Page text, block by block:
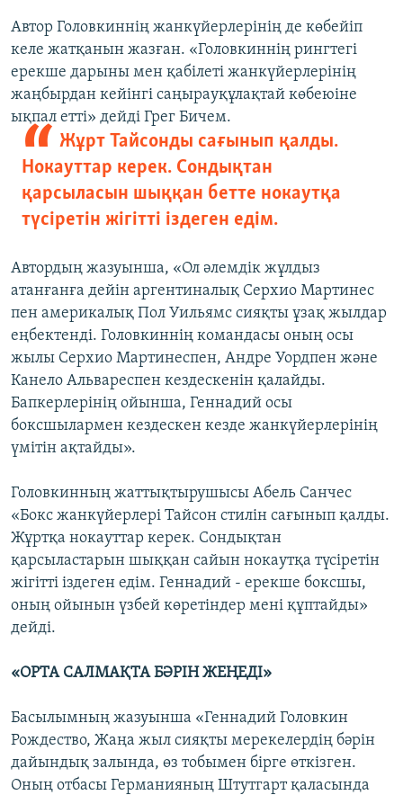
Автор Головкиннің жанкүйерлерінің де көбейіп
келе жатқанын жазған. «Головкиннің рингтегі
ерекше дарыны мен қабілеті жанкүйерлерінің
жаңбырдан кейінгі саңырауқұлақтай көбеюіне
ықпал етті» дейді Грег Бичем.
Жұрт Тайсонды сағынып қалды.
Нокауттар керек. Сондықтан
қарсыласын шыққан бетте нокаутқа
түсіретін жігітті іздеген едім.
Автордың жазуынша, «Ол әлемдік жұлдыз
атанғанға дейін аргентиналық Серхио Мартинес
пен америкалық Пол Уильямс сияқты ұзақ жылдар
еңбектенді. Головкиннің командасы оның осы
жылы Серхио Мартинеспен, Андре Уордпен және
Канело Альвареспен кездескенін қалайды.
Бапкерлерінің ойынша, Геннадий осы
боксшылармен кездескен кезде жанкүйерлерінің
үмітін ақтайды».
Головкинның жаттықтырушысы Абель Санчес
«Бокс жанкүйерлері Тайсон стилін сағынып қалды.
Жұртқа нокауттар керек. Сондықтан
қарсыластарын шыққан сайын нокаутқа түсіретін
жігітті іздеген едім. Геннадий - ерекше боксшы,
оның ойынын үзбей көретіндер мені құптайды»
дейді.
«ОРТА САЛМАҚТА БӘРІН ЖЕҢЕДІ»
Басылымның жазуынша «Геннадий Головкин
Рождество, Жаңа жыл сияқты мерекелердің бәрін
дайындық залында, өз тобымен бірге өткізген.
Оның отбасы Германияның Штутгарт қаласында